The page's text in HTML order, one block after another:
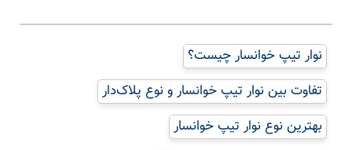
نوار تیپ خوانسار چیست؟
تفاوت بین نوار تیپ خوانسار و نوع پلاک‌دار
بهترین نوع نوار تیپ خوانسار